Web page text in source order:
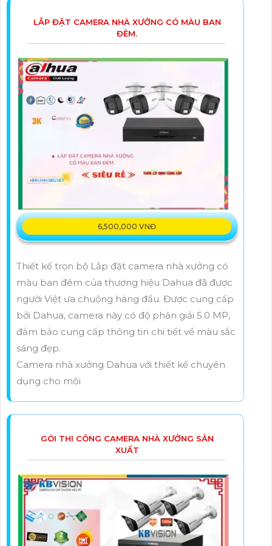
LẮP ĐẶT CAMERA NHÀ XƯỞNG CÓ MÀU BAN
ĐÊM.
6,500,000 VNĐ
Thiết kế trọn bộ Lắp đặt camera nhà xưởng có
màu ban đêm của thương hiệu Dahua đã được
người Việt ưa chuộng hàng đầu. Được cung cấp
bởi Dahua, camera này có độ phân giải 5.0 MP,
đảm bảo cung cấp thông tin chi tiết về màu sắc
sáng đẹp.
Camera nhà xưởng Dahua với thiết kế chuyên
dụng cho môi
GÓI THI CÔNG CAMERA NHÀ XƯỞNG SẢN
XUẤT